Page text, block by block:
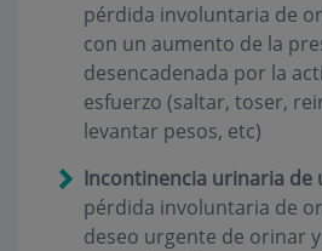
pérdida involuntaria de
con un aumento de la
desencadenada por la
esfuerzo (saltar, toser,
levantar pesos, etc)
Incontinencia urinaria de
pérdida involuntaria de
deseo urgente de orinar